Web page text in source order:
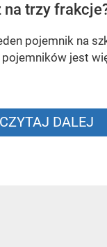
na trzy
pojemnik na
jest
CZYTAJ DALEJ